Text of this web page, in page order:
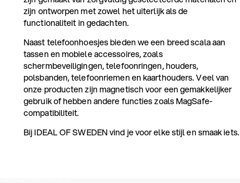
zijn ontworpen met zowel het uiterlijk als de
functionaliteit in gedachten.
Naast telefoonhoesjes bieden we een breed scala aan
tassen en mobiele accessoires, zoals
schermbeveiligingen, telefoonringen, houders,
polsbanden, telefoonriemen en kaarthouders. Veel van
onze producten zijn magnetisch voor een gemakkelijker
gebruik of hebben andere functies zoals MagSafe-
compatibiliteit.
Bij IDEAL OF SWEDEN vind je voor elke stijl en smaak iets.